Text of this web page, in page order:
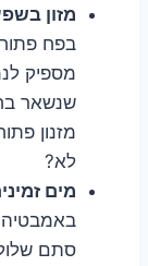
מזון
בפח
מספיק
שנשאר
לא?
מים
באמבטיה
סתם